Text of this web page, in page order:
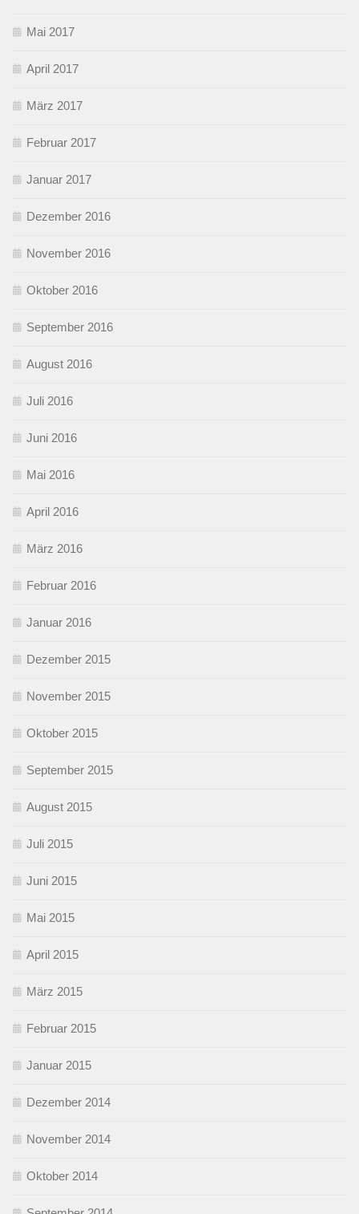
Mai 2017
April 2017
März 2017
Februar 2017
Januar 2017
Dezember 2016
November 2016
Oktober 2016
September 2016
August 2016
Juli 2016
Juni 2016
Mai 2016
April 2016
März 2016
Februar 2016
Januar 2016
Dezember 2015
November 2015
Oktober 2015
September 2015
August 2015
Juli 2015
Juni 2015
Mai 2015
April 2015
März 2015
Februar 2015
Januar 2015
Dezember 2014
November 2014
Oktober 2014